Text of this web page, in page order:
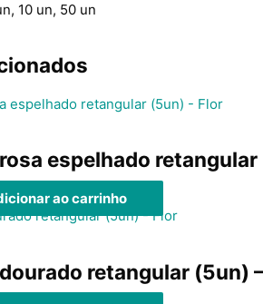
10 un, 50 un
espelhado retangular
ao carrinho
retangular (5un)